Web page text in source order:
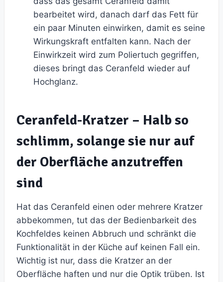
bearbeitet wird, danach darf das Fett für
ein paar Minuten einwirken, damit es seine
Wirkungskraft entfalten kann. Nach der
Einwirkzeit wird zum Poliertuch gegriffen,
dieses bringt das Ceranfeld wieder auf
Hochglanz.
Ceranfeld-Kratzer – Halb so
schlimm, solange sie nur auf
der Oberfläche anzutreffen
sind
Hat das Ceranfeld einen oder mehrere Kratzer
abbekommen, tut das der Bedienbarkeit des
Kochfeldes keinen Abbruch und schränkt die
Funktionalität in der Küche auf keinen Fall ein.
Wichtig ist nur, dass die Kratzer an der
Oberfläche haften und nur die Optik trüben. Ist